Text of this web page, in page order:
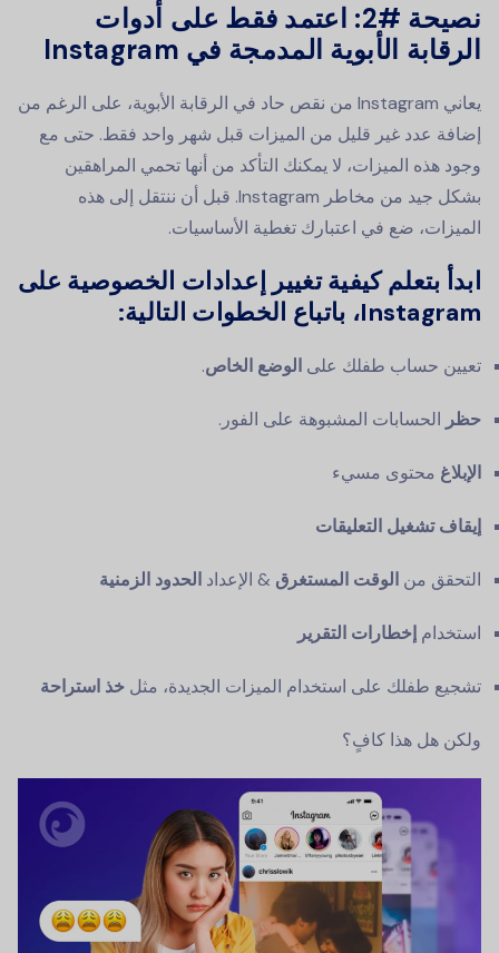
نصيحة #2: اعتمد فقط على أدوات
الرقابة الأبوية المدمجة في Instagram
يعاني Instagram من نقص حاد في الرقابة الأبوية، على الرغم من
إضافة عدد غير قليل من الميزات قبل شهر واحد فقط. حتى مع
وجود هذه الميزات، لا يمكنك التأكد من أنها تحمي المراهقين
بشكل جيد من مخاطر Instagram. قبل أن ننتقل إلى هذه
الميزات، ضع في اعتبارك تغطية الأساسيات.
ابدأ بتعلم كيفية تغيير إعدادات الخصوصية على
Instagram، باتباع الخطوات التالية:
تعيين حساب طفلك على الوضع الخاص.
حظر الحسابات المشبوهة على الفور.
الإبلاغ محتوى مسيء
إيقاف تشغيل التعليقات
التحقق من الوقت المستغرق & الإعداد الحدود الزمنية
استخدام إخطارات التقرير
تشجيع طفلك على استخدام الميزات الجديدة، مثل خذ استراحة
ولكن هل هذا كافٍ؟